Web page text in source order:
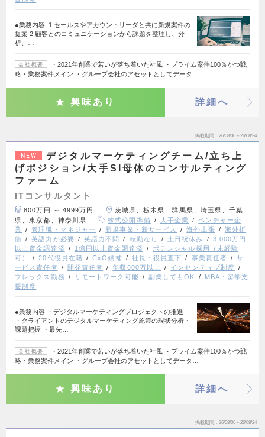
●業務内容 1.セールスやアカウントリーダと共に新規案件の
提案 2.顧客とのコミュニケーションから課題を整理し、分
析、…
会社概要
・2021年創業で若いが落ち着いた社風 ・プライム案件100％かつ戦
略・業務案件メイン ・グループ会社のアセットとしてデータ…
興味あり 詳細へ
掲載期間 26/08/06～26/08/24
NEW
デジタルマーケティングチーム/立ち上
げポジション/大手SI母体のコンサルティング
ファーム
ITコンサルタント
800万円 ～ 4999万円
茨城県、栃木県、群馬県、埼玉県、千葉
県、東京都、神奈川県
株式公開準備 大手企業
ベンチャー企
業
管理職・マネジャー 新規事業・新サービス 海外出張
海外折
衝
英語力が必要 英語力不問 転勤なし 土日祝休み
3,000万円
以上資金調達済
1億円以上資金調達済
ポテンシャル採用（未経験
可）
20代役員在籍 CxO候補 社長・役員直下 事業責任者
サ
ービス責任者
開発責任者 年収600万以上
インセンティブ制度
フレックス勤務
リモートワーク可能 副業してもOK
MBA・留学支
援制度
●業務内容 ・デジタルマーケティングプロジェクトの推進
・クライアントのデジタルマーケティング施策の現状分析・
課題把握 ・最先…
会社概要
・2021年創業で若いが落ち着いた社風 ・プライム案件100％かつ戦
略・業務案件メイン ・グループ会社のアセットとしてデータ…
興味あり 詳細へ
掲載期間 26/08/06～26/08/24